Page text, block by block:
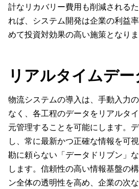
計なリカバリー費用も削減される
れば、システム開発は企業の利益
めて投資対効果の高い施策となりま
リアルタイムデ
物流システムの導入は、手動入力
なく、各工程のデータをリアルタ
元管理することを可能にします。
し、常に最新かつ正確な情報を可
勘に頼らない「データドリブン」
します。信頼性の高い情報基盤の
ン全体の透明性を高め、企業の次